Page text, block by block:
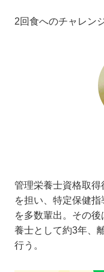
2回食へのチャレン
管理栄養士資格取
を担い、特定保健
を多数輩出。その
養士として約3年、
行う。